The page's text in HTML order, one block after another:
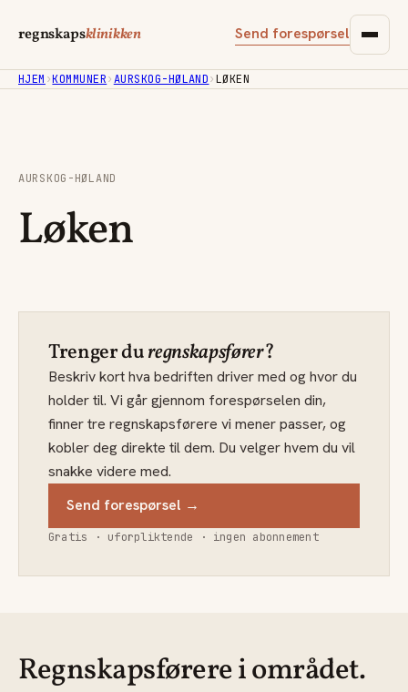
regnskapsklinikken Send forespørsel
HJEM ›KOMMUNER›AURSKOG-HØLAND›LØKEN
AURSKOG-HØLAND
Løken
Trenger duregnskapsfører?
Beskriv kort hva bedriften driver med og hvor du
holder til. Vi går gjennom forespørselen din,
finner tre regnskapsførere vi mener passer, og
kobler deg direkte til dem. Du velger hvem du vil
snakke videre med.
Send forespørsel →
Gratis · uforpliktende · ingen abonnement
Regnskapsførere i området.